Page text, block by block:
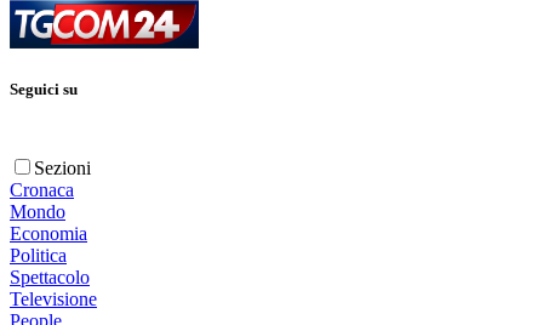
Seguici su
Sezioni
Cronaca
Mondo
Economia
Politica
Spettacolo
Televisione
People